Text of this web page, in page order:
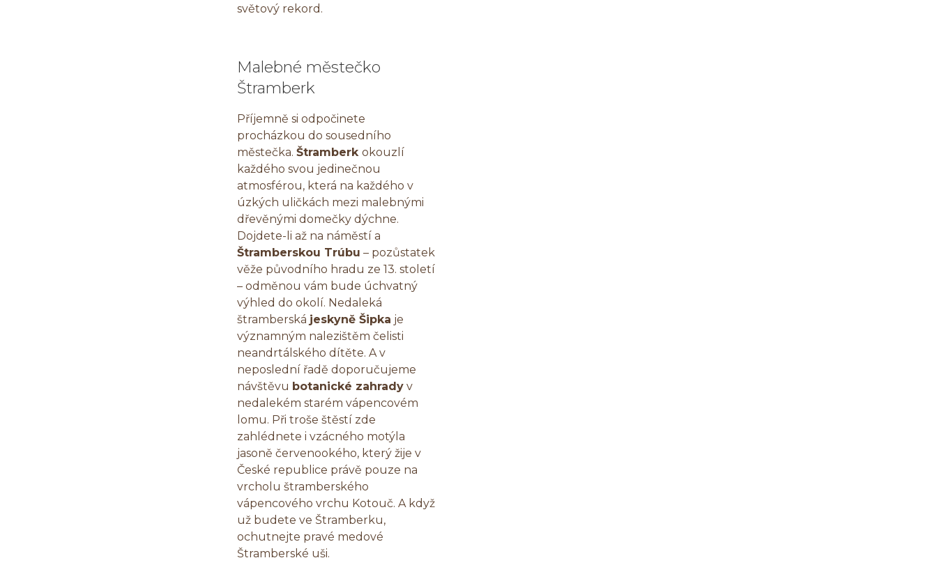
světový rekord.
Malebné městečko
Štramberk
Příjemně si odpočinete
procházkou do sousedního
městečka. Štramberk okouzlí
každého svou jedinečnou
atmosférou, která na každého v
úzkých uličkách mezi malebnými
dřevěnými domečky dýchne.
Dojdete-li až na náměstí a
Štramberskou Trúbu – pozůstatek
věže původního hradu ze 13. století
– odměnou vám bude úchvatný
výhled do okolí. Nedaleká
štramberská jeskyně Šipka je
významným nalezištěm čelisti
neandrtálského dítěte. A v
neposlední řadě doporučujeme
návštěvu botanické zahrady v
nedalekém starém vápencovém
lomu. Při troše štěstí zde
zahlédnete i vzácného motýla
jasoně červenookého, který žije v
České republice právě pouze na
vrcholu štramberského
vápencového vrchu Kotouč. A když
už budete ve Štramberku,
ochutnejte pravé medové
Štramberské uši.